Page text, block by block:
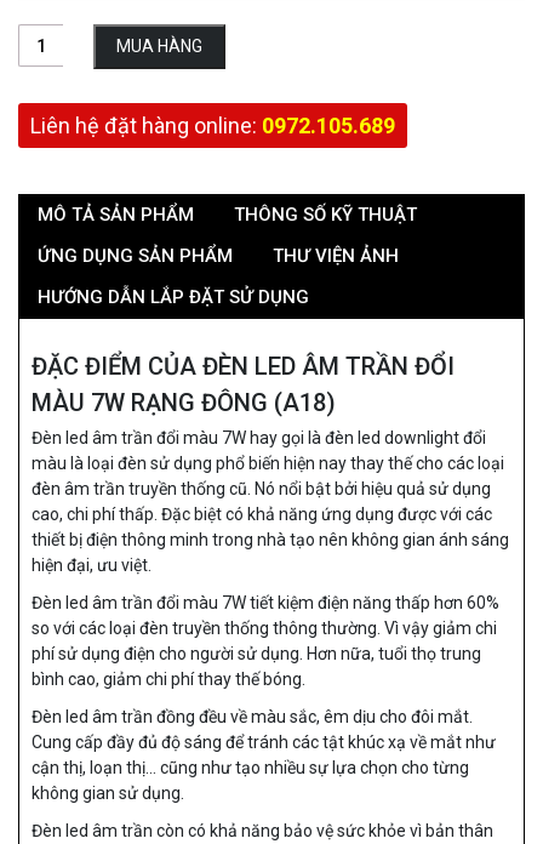
MUA HÀNG
Liên hệ đặt hàng online: 0972.105.689
MÔ TẢ SẢN PHẨM
THÔNG SỐ KỸ THUẬT
ỨNG DỤNG SẢN PHẨM
THƯ VIỆN ẢNH
HƯỚNG DẪN LẮP ĐẶT SỬ DỤNG
ĐẶC ĐIỂM CỦA ĐÈN LED ÂM TRẦN ĐỔI
MÀU 7W RẠNG ĐÔNG (A18)
Đèn led âm trần đổi màu 7W hay gọi là đèn led downlight đổi
màu là loại đèn sử dụng phổ biến hiện nay thay thế cho các loại
đèn âm trần truyền thống cũ. Nó nổi bật bởi hiệu quả sử dụng
cao, chi phí thấp. Đặc biệt có khả năng ứng dụng được với các
thiết bị điện thông minh trong nhà tạo nên không gian ánh sáng
hiện đại, ưu việt.
Đèn led âm trần đổi màu 7Wtiết kiệm điện năng thấp hơn 60%
so với các loại đèn truyền thống thông thường. Vì vậy giảm chi
phí sử dụng điện cho người sử dụng. Hơn nữa, tuổi thọ trung
bình cao, giảm chi phí thay thế bóng.
Đèn led âm trần đồng đều về màu sắc, êm dịu cho đôi mắt.
Cung cấp đầy đủ độ sáng để tránh các tật khúc xạ về mắt như
cận thị, loạn thị… cũng như tạo nhiều sự lựa chọn cho từng
không gian sử dụng.
Đèn led âm trần còn có khả năng bảo vệ sức khỏe vì bản thân